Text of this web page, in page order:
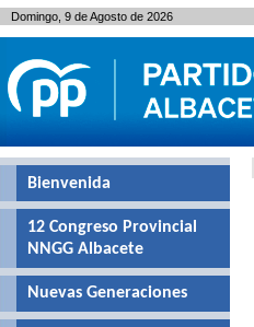
Bienvenida
12 Congreso Provincial
NNGG Albacete
Nuevas Generaciones
Domingo, 9 de Agosto de 2026